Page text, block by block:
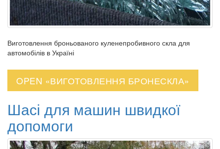
Виготовлення броньованого куленепробивного скла для
автомобілів в Україні
OPEN «ВИГОТОВЛЕННЯ БРОНЕСКЛА»
Шасі для машин швидкої
допомоги